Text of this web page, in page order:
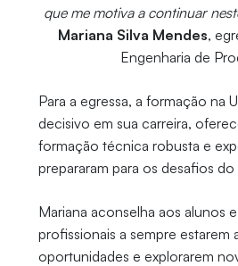
que me motiva a continuar
Mariana Silva Mendes,
Engenharia de
Para a egressa, a formação na
decisivo em sua carreira,
formação técnica robusta e
prepararam para os desafios
Mariana aconselha aos alunos
profissionais a sempre estarem
oportunidades e explorarem